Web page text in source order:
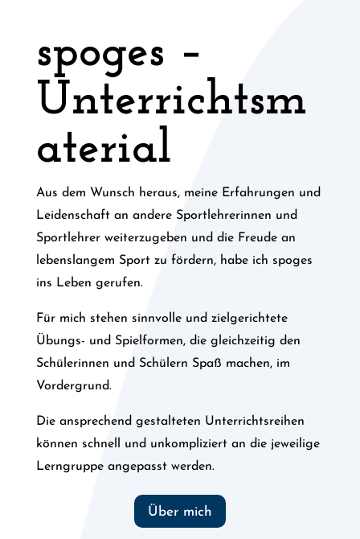
spoges –
Unterrichtsm
aterial
Aus dem Wunsch heraus, meine Erfahrungen und
Leidenschaft an andere Sportlehrerinnen und
Sportlehrer weiterzugeben und die Freude an
lebenslangem Sport zu fördern, habe ich spoges
ins Leben gerufen.
Für mich stehen sinnvolle und zielgerichtete
Übungs- und Spielformen, die gleichzeitig den
Schülerinnen und Schülern Spaß machen, im
Vordergrund.
Die ansprechend gestalteten Unterrichtsreihen
können schnell und unkompliziert an die jeweilige
Lerngruppe angepasst werden.
Über mich